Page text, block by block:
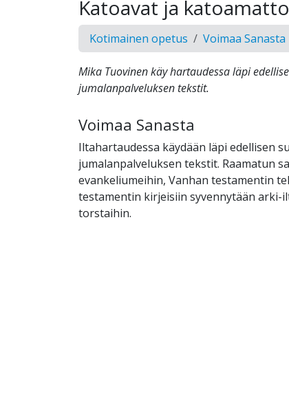
Katoavat ja
Kotimainen opetus Voimaa Sanasta
Mika Tuovinen käy hartaudessa läpi
jumalanpalveluksen tekstit.
Voimaa Sanasta
Iltahartaudessa käydään läpi edellisen
jumalanpalveluksen tekstit. Raamatun
evankeliumeihin, Vanhan testamentin
testamentin kirjeisiin syvennytään arki-
torstaihin.